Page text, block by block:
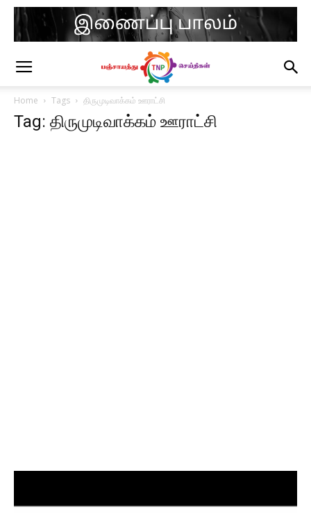
Home Tags திருமுடிவாக்கம் ஊராட்சி
Tag: திருமுடிவாக்கம் ஊராட்சி